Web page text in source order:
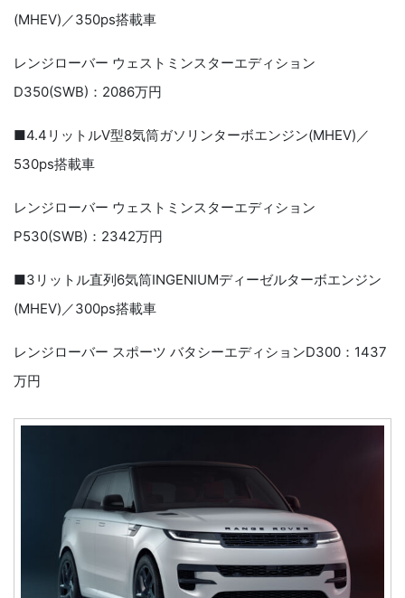
(MHEV)／350ps搭載車
レンジローバー ウェストミンスターエディション
D350(SWB)：2086万円
■4.4リットルV型8気筒ガソリンターボエンジン(MHEV)／
530ps搭載車
レンジローバー ウェストミンスターエディション
P530(SWB)：2342万円
■3リットル直列6気筒INGENIUMディーゼルターボエンジン
(MHEV)／300ps搭載車
レンジローバー スポーツ バタシーエディションD300：1437
万円